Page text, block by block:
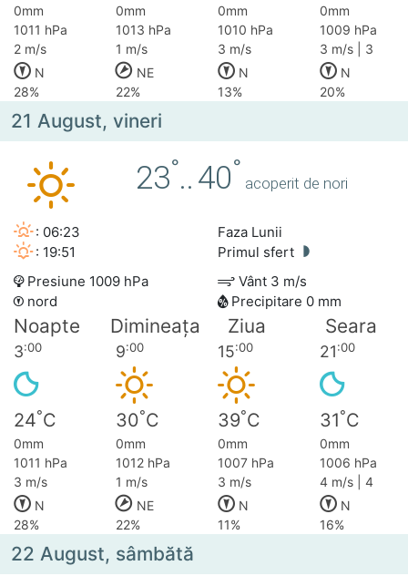
0mm 0mm 0mm
0mm
1011 hPa
1013 hPa 1010 hPa
1009 hPa
2 m/s
1 m/s 3 m/s
3 m/s | 3
N
NE N
N
28%
22% 13% 20%
21 August, vineri
23°..40°
acoperit de nori
: 06:23
: 19:51
Faza Lunii
Primul sfert
Presiune 1009 hPa
Vânt 3 m/s
nord
Precipitare 0 mm
Noapte Dimineața Ziua Seara
3:00 9:00 15:00 21:00
24°C 30°C 39°C 31°C
0mm 0mm 0mm
0mm
1011 hPa
1012 hPa 1007 hPa
1006 hPa
3 m/s
1 m/s 3 m/s
4 m/s | 4
N
NE N
N
28%
22% 11% 16%
22 August, sâmbătă